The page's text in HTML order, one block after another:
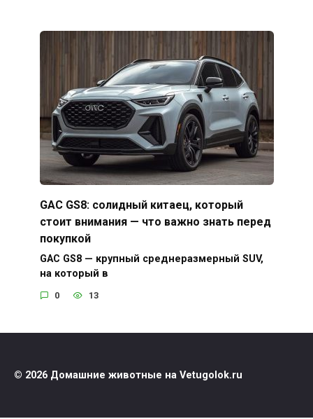
GAC GS8: солидный китаец, который
стоит внимания — что важно знать перед
покупкой
GAC GS8 — крупный среднеразмерный SUV,
на который в
0 13
© 2026 Домашние животные на Vetugolok.ru